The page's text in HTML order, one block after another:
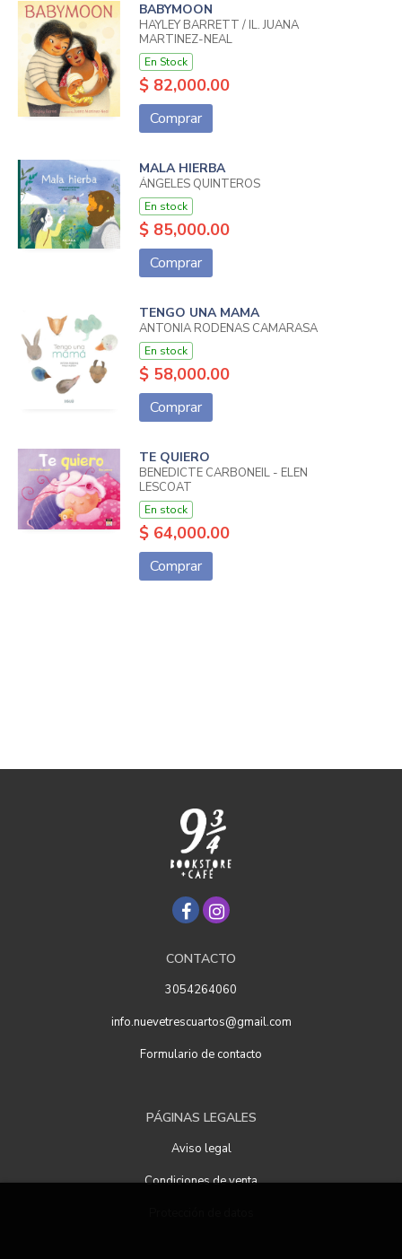
BABYMOON
HAYLEY BARRETT / IL. JUANA
MARTINEZ-NEAL
En Stock
$ 82,000.00
Comprar
MALA HIERBA
ÁNGELES QUINTEROS
En stock
$ 85,000.00
Comprar
TENGO UNA MAMA
ANTONIA RODENAS CAMARASA
En stock
$ 58,000.00
Comprar
TE QUIERO
BENEDICTE CARBONEIL - ELEN
LESCOAT
En stock
$ 64,000.00
Comprar
CONTACTO
3054264060
info.nuevetrescuartos@gmail.com
Formulario de contacto
PÁGINAS LEGALES
Aviso legal
Condiciones de venta